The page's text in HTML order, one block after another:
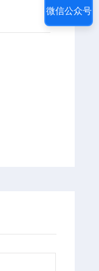
微信公众号